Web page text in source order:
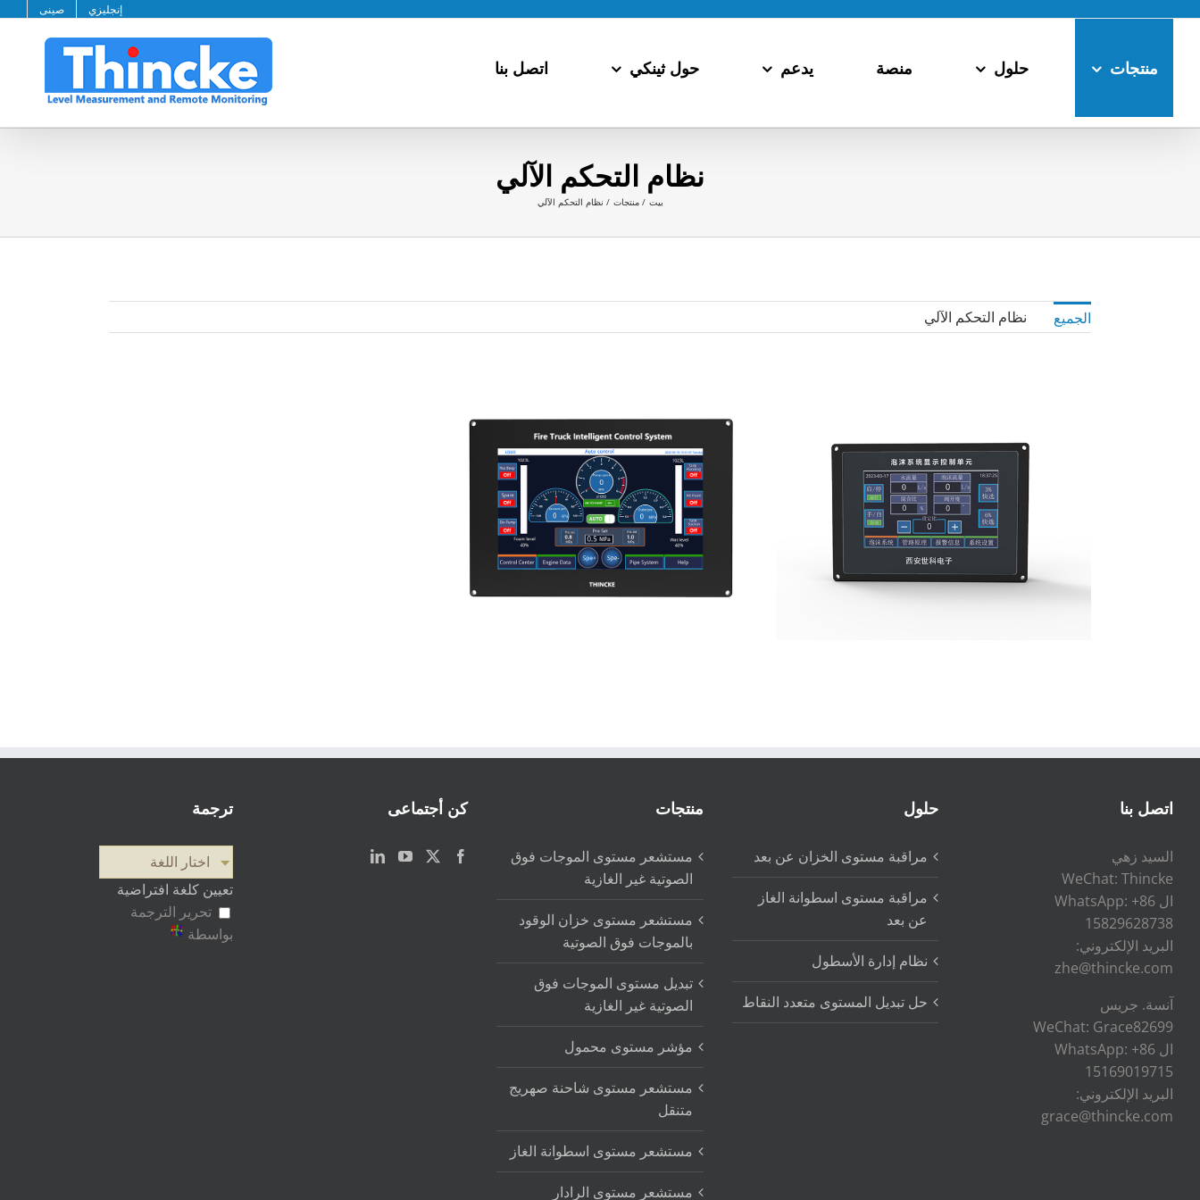
إنجليزي صينى
منتجات حلول منصة يدعم حول ثينكي اتصل بنا
نظام التحكم الآلي
بيت منتجات نظام التحكم الآلي
الجميع نظام التحكم الآلي
نظام نسب الرغوة الأوتوماتيكي نظام التحكم الذكي لشاحنة الإطفاء
اتصل بنا
السيد زهي
WeChat: Thincke
ال WhatsApp: +86
15829628738
البريد الإلكتروني:
zhe@thincke.com
آنسة. جريس
WeChat: Grace82699
ال WhatsApp: +86
15169019715
البريد الإلكتروني:
grace@thincke.com
حلول
مراقبة مستوى الخزان عن بعد
مراقبة مستوى اسطوانة الغاز
عن بعد
نظام إدارة الأسطول
حل تبديل المستوى متعدد النقاط
منتجات
مستشعر مستوى الموجات فوق
الصوتية غير الغازية
مستشعر مستوى خزان الوقود
بالموجات فوق الصوتية
تبديل مستوى الموجات فوق
الصوتية غير الغازية
مؤشر مستوى محمول
مستشعر مستوى شاحنة صهريج
متنقل
مستشعر مستوى اسطوانة الغاز
مستشعر مستوى الرادار
كن أجتماعى ترجمة
اختار اللغة
تعيين كلغة افتراضية
تحرير الترجمة
بواسطة